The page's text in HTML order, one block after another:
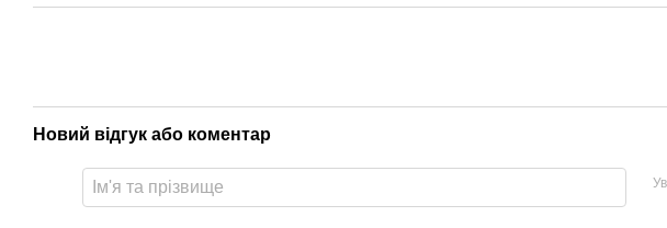
Новий відгук або коментар